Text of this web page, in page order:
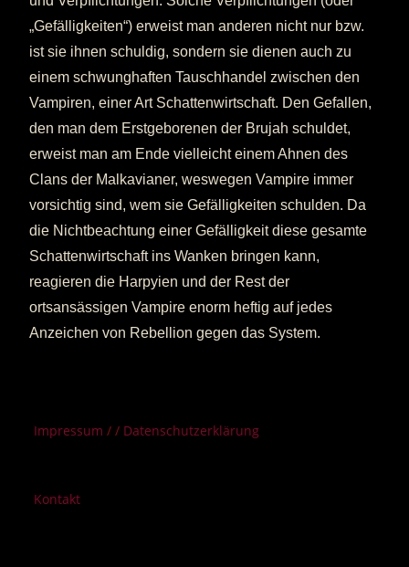
„Gefälligkeiten“) erweist man anderen nicht nur bzw.
ist sie ihnen schuldig, sondern sie dienen auch zu
einem schwunghaften Tauschhandel zwischen den
Vampiren, einer Art Schattenwirtschaft. Den Gefallen,
den man dem Erstgeborenen der Brujah schuldet,
erweist man am Ende vielleicht einem Ahnen des
Clans der Malkavianer, weswegen Vampire immer
vorsichtig sind, wem sie Gefälligkeiten schulden. Da
die Nichtbeachtung einer Gefälligkeit diese gesamte
Schattenwirtschaft ins Wanken bringen kann,
reagieren die Harpyien und der Rest der
ortsansässigen Vampire enorm heftig auf jedes
Anzeichen von Rebellion gegen das System.
Impressum/ / Datenschutzerklärung
Kontakt